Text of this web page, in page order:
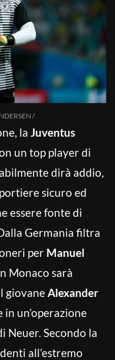
/
la Juventus
un top player di
dirà addio,
sicuro ed
essere fonte di
Germania filtra
per Manuel
Monaco sarà
giovaneAlexander
un’operazione
Neuer. Secondo la
all’estremo